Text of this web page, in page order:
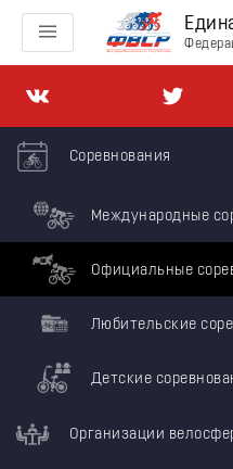
Соревнования
Международные
Официальные
Любительские
Детские
Организации